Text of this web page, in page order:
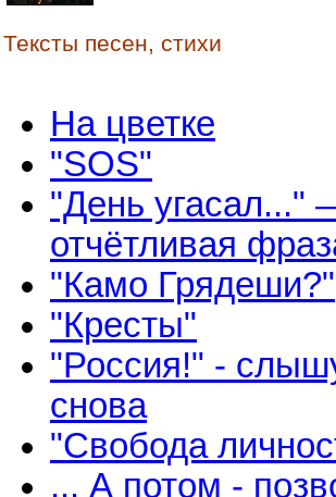
Тексты песен, стихи
На цветке
"SOS"
"День угасал..."
отчётливая
"Камо Грядеши?"
"Кресты"
"Россия!" -
снова
"Свобода
... А потом -